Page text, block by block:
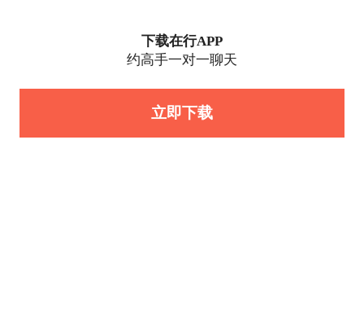
下载在行APP
约高手一对一聊天
立即下载